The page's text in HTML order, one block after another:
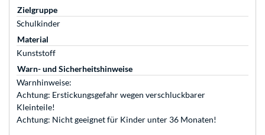
Zielgruppe
Schulkinder
Material
Kunststoff
Warn- und Sicherheitshinweise
Warnhinweise:
Achtung: Erstickungsgefahr wegen verschluckbarer
Kleinteile!
Achtung: Nicht geeignet für Kinder unter 36 Monaten!